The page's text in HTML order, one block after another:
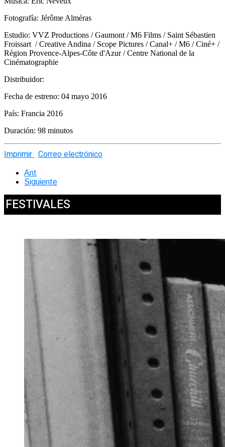
Fotografía: Jérôme Alméras
Estudio: VVZ Productions / Gaumont / M6 Films / Saint Sébastien
Froissart / Creative Andina / Scope Pictures / Canal+ / M6 / Ciné+ /
Région Provence-Alpes-Côte d'Azur / Centre National de la
Cinématographie
Distribuidor:
Fecha de estreno: 04 mayo 2016
País: Francia 2016
Duración: 98 minutos
Imprimir Correo electrónico
Ant
Siguiente
FESTIVALES